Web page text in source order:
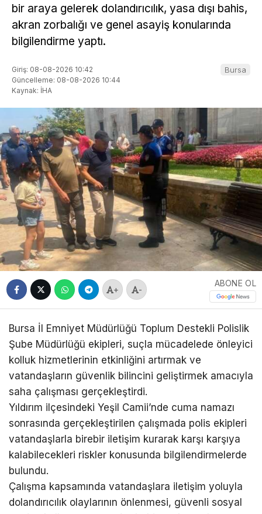
bir araya gelerek dolandırıcılık, yasa dışı bahis,
akran zorbalığı ve genel asayiş konularında
bilgilendirme yaptı.
Giriş: 08-08-2026 10:42
Güncelleme: 08-08-2026 10:44
Kaynak: İHA
Bursa
+ -
ABONE OL
Bursa İl Emniyet Müdürlüğü Toplum Destekli Polislik
Şube Müdürlüğü ekipleri, suçla mücadelede önleyici
kolluk hizmetlerinin etkinliğini artırmak ve
vatandaşların güvenlik bilincini geliştirmek amacıyla
saha çalışması gerçekleştirdi.
Yıldırım ilçesindeki Yeşil Camii’nde cuma namazı
sonrasında gerçekleştirilen çalışmada polis ekipleri
vatandaşlarla birebir iletişim kurarak karşı karşıya
kalabilecekleri riskler konusunda bilgilendirmelerde
bulundu.
Çalışma kapsamında vatandaşlara iletişim yoluyla
dolandırıcılık olaylarının önlenmesi, güvenli sosyal